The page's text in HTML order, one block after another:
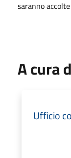
saranno
A cura
Ufficio